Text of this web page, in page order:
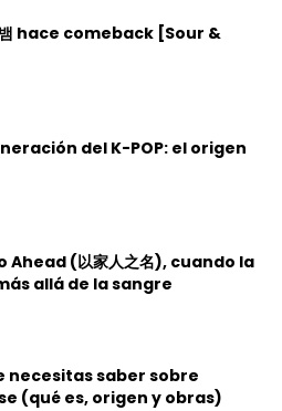
뱀 hace comeback [Sour &
del K-POP: el origen
Ahead (以家人之名), cuando la
allá de la sangre
necesitas saber sobre
(qué es, origen y obras)